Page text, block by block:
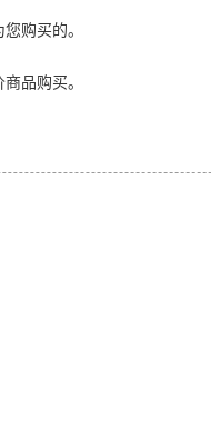
购买的。
品购买。